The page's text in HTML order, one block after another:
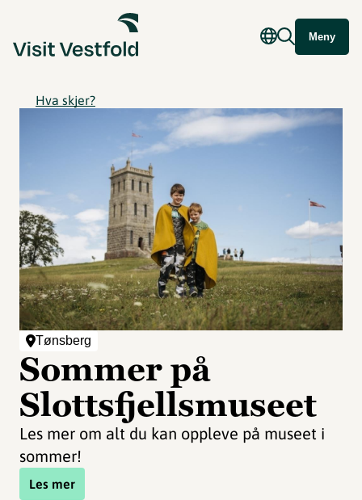
Meny
Hva skjer?
Tønsberg
Sommer på
Slottsfjellsmuseet
Les mer om alt du kan oppleve på museet i
sommer!
Les mer